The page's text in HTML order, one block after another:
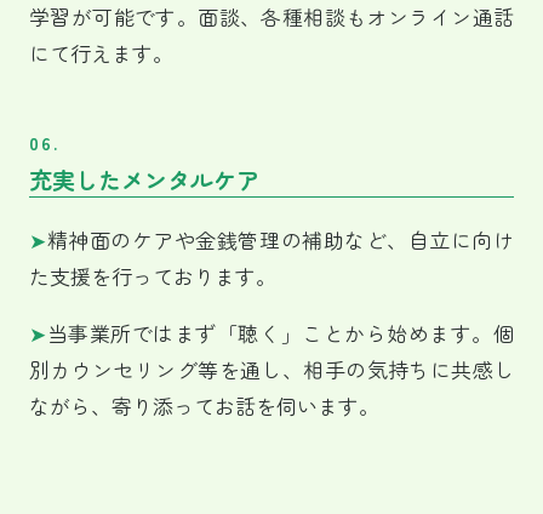
学習が可能です。面談、各種相談もオンライン通話
にて行えます。
06.
充実したメンタルケア
➤精神面のケアや金銭管理の補助など、自立に向け
た支援を行っております。
➤当事業所ではまず「聴く」ことから始めます。個
別カウンセリング等を通し、相手の気持ちに共感し
ながら、寄り添ってお話を伺います。